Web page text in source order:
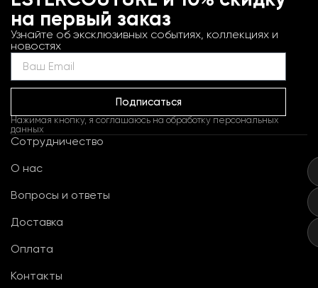
на первый заказ
Узнайте об эксклюзивных событиях, коллекциях и
новостях
Подписаться
Нажимая кнопку, я соглашаюсь на обработку персональных
данных
Сотрудничество
О нас
Вопросы и ответы
Доставка
Оплата
Контакты